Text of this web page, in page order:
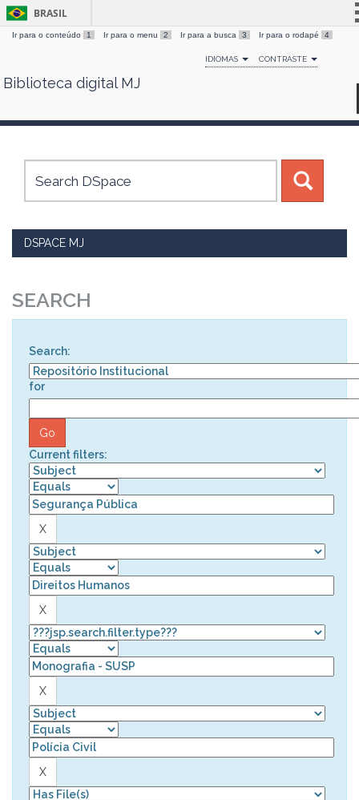
Skip
BRASIL
Simplifique!
Comunica BR
Canais
Ir para o conteúdo 1 Ir para o menu 2 Ir para a busca 3 Ir para o rodapé 4
IDIOMAS CONTRASTE
Biblioteca digital MJ
DSPACE MJ
SEARCH
Search:
for
Current filters: